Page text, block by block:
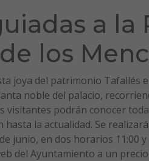
a
los
joya del patrimonio Tafallés
noble del palacio,
visitantes podrán conocer
hasta la actualidad. Se
junio, en dos horarios 11:00
del Ayuntamiento a un